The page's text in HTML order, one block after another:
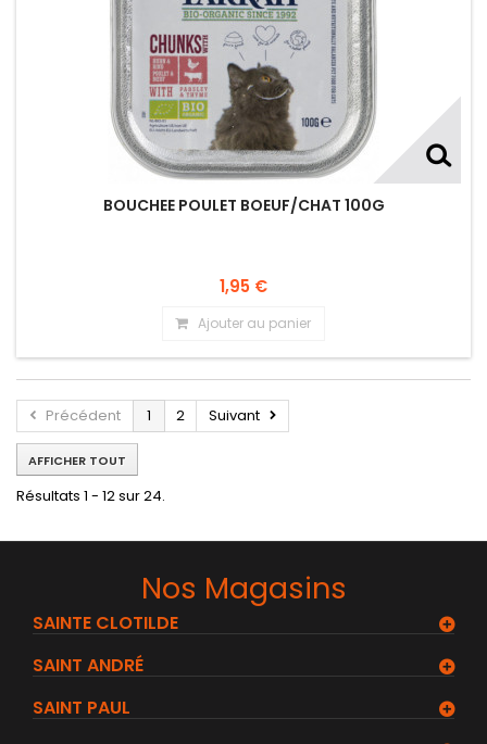
BOUCHEE POULET BOEUF/CHAT 100G
1,95 €
Ajouter au panier
Précédent 1 2 Suivant
AFFICHER TOUT
Résultats 1 - 12 sur 24.
Nos Magasins
SAINTE CLOTILDE
SAINT ANDRÉ
SAINT PAUL